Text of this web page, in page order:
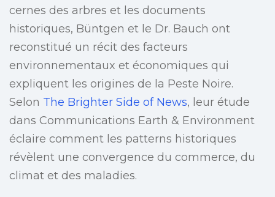
cernes des arbres et les documents
historiques, Büntgen et le Dr. Bauch ont
reconstitué un récit des facteurs
environnementaux et économiques qui
expliquent les origines de la Peste Noire.
Selon The Brighter Side of News, leur étude
dans Communications Earth & Environment
éclaire comment les patterns historiques
révèlent une convergence du commerce, du
climat et des maladies.